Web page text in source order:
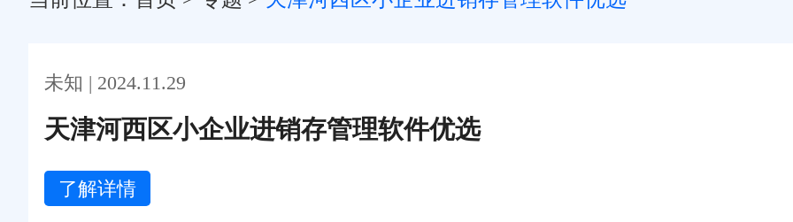
未知 | 2024.11.29
天津河西区小企业进销存管理软件优选
了解详情